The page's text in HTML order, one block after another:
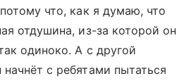
что, как я думаю, что
отдушина, из-за которой он
одиноко. А с другой
с ребятами пытаться